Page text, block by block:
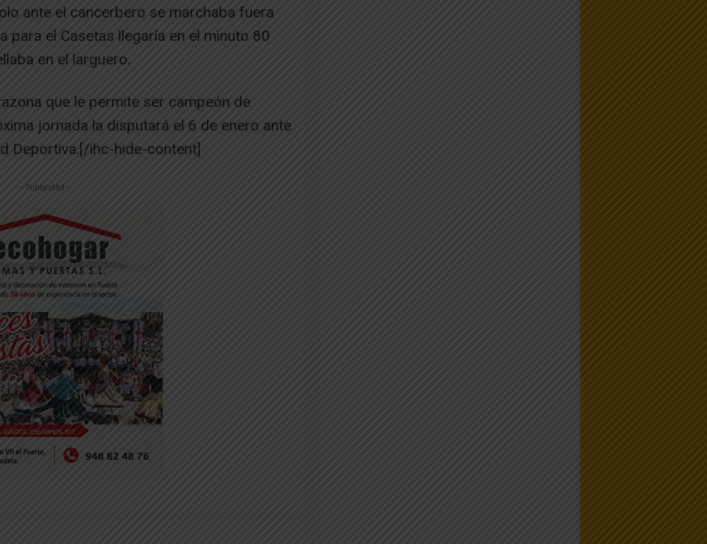
ante el cancerbero se marchaba fuera
para el Casetas llegaría en el minuto 80
en el larguero.
que le permite ser campeón de
jornada la disputará el 6 de enero ante
Deportiva.[/ihc-hide-content]
-- Publicidad --